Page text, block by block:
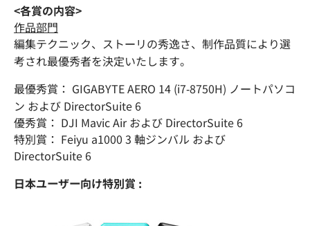
<各賞の内容>
作品部門
編集テクニック、ストーリの秀逸さ、制作品質により選
考され最優秀者を決定いたします。
最優秀賞： GIGABYTE AERO 14 (i7-8750H) ノートパソコ
ン および DirectorSuite 6
優秀賞： DJI Mavic Air および DirectorSuite 6
特別賞： Feiyu a1000 3 軸ジンバル および
DirectorSuite 6
日本ユーザー向け特別賞 :